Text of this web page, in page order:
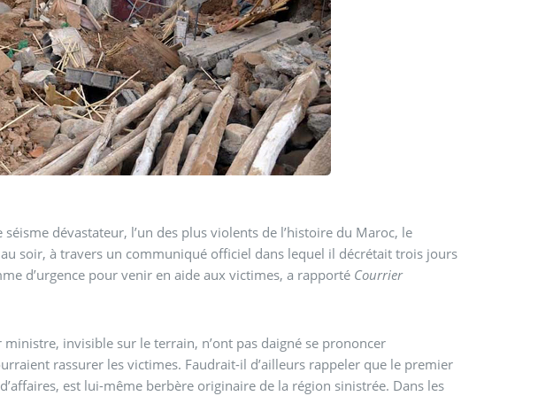
dévastateur, l’un des plus violents de l’histoire du Maroc, le
soir, à travers un communiqué officiel dans lequel il décrétait trois jours
d’urgence pour venir en aide aux victimes, a rapporté Courrier
invisible sur le terrain, n’ont pas daigné se prononcer
rassurer les victimes. Faudrait-il d’ailleurs rappeler que le premier
est lui-même berbère originaire de la région sinistrée. Dans les